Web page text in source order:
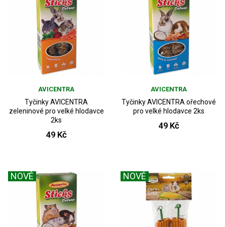
AVICENTRA
Tyčinky AVICENTRA
zeleninové pro velké hlodavce
2ks
49 Kč
AVICENTRA
Tyčinky AVICENTRA ořechové
pro velké hlodavce 2ks
49 Kč
NOVÉ NOVÉ